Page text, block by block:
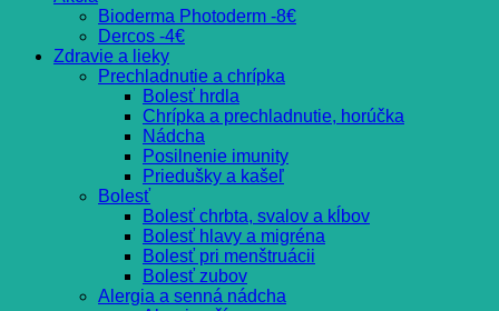
Bioderma Photoderm -8€
Dercos -4€
Zdravie a lieky
Prechladnutie a chrípka
Bolesť hrdla
Chrípka a prechladnutie, horúčka
Nádcha
Posilnenie imunity
Priedušky a kašeľ
Bolesť
Bolesť chrbta, svalov a kĺbov
Bolesť hlavy a migréna
Bolesť pri menštruácii
Bolesť zubov
Alergia a senná nádcha